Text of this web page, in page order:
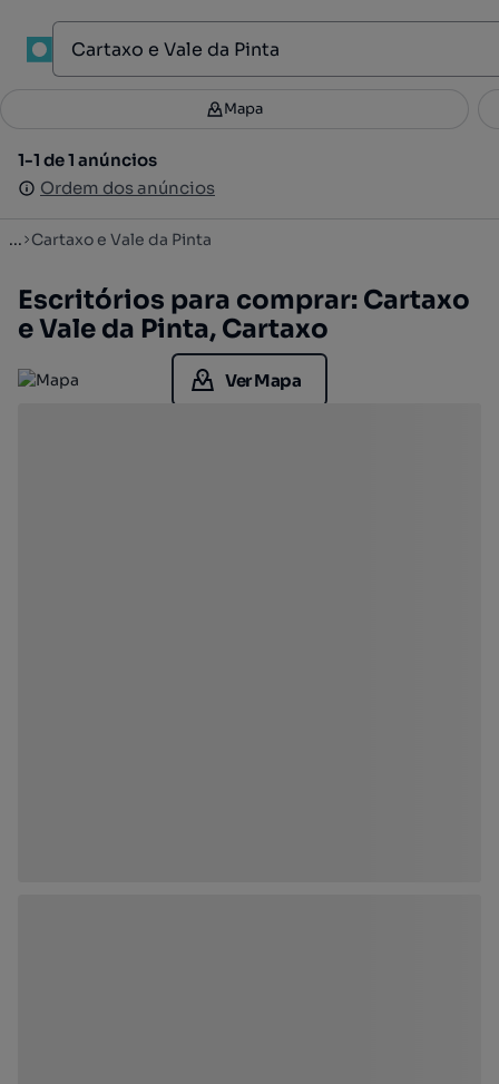
Filtros 3
1-1 de 1 anúncios
Ordem dos anúncios
Mapa
1-1 de 1 anúncios
Ordem dos anúncios
... Cartaxo e Vale da Pinta
Escritórios para comprar: Cartaxo
e Vale da Pinta, Cartaxo
Ver Mapa